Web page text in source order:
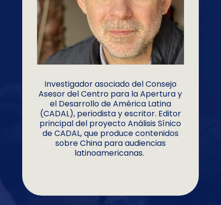
Investigador asociado del Consejo
Asesor del Centro para la Apertura y
el Desarrollo de América Latina
(CADAL), periodista y escritor. Editor
principal del proyecto Análisis Sínico
de CADAL, que produce contenidos
sobre China para audiencias
latinoamericanas.